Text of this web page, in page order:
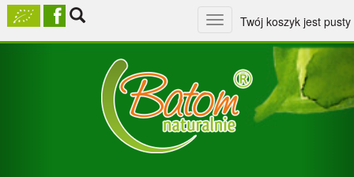
Toggle
navigation
Twój koszyk jest pusty